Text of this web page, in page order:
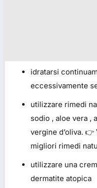
idratarsi
eccessivamente
utilizzare rimedi
sodio , aloe vera ,
vergine d’oliva. 👉
migliori rimedi
utilizzare una
dermatite atopica